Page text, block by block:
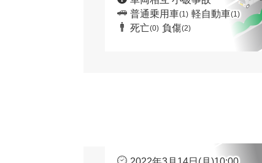
普通乗用車(1) 軽自動車(1)
死亡(0) 負傷(2)